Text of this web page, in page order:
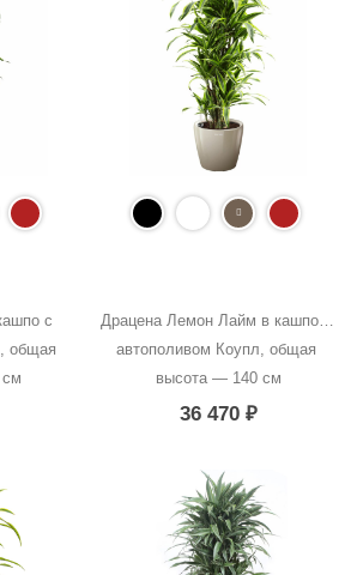
с
общая
Драцена Лемон Лайм в кашпо с
автополивом Коупл, общая
высота — 140 см
36 470 ₽